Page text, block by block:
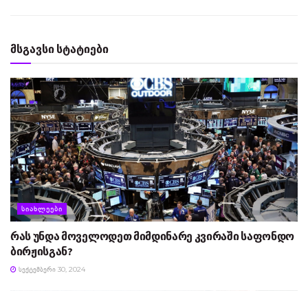
მსგავსი სტატიები
ᲡᲘᲐᲮᲚᲔᲔᲑᲘ
რას უნდა მოველოდეთ მიმდინარე კვირაში საფონდო
ბირჟისგან?
ᲡᲔᲥᲢᲔᲛᲑᲔᲠᲘ 30, 2024